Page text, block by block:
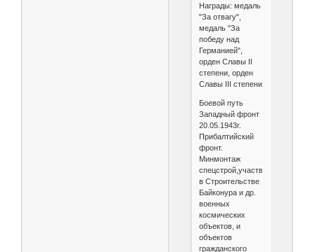
Награды: медаль
"За отвагу",
медаль "За
победу над
Германией",
орден Славы II
степени, орден
Славы III степени
Боевой путь
Западный фронт
20.05.1943г.
Прибалтийский
фронт.
Минмонтаж
спецстрой,участвовал
в Строительстве
Байконура и др.
военных
космических
объектов, и
объектов
гражданского